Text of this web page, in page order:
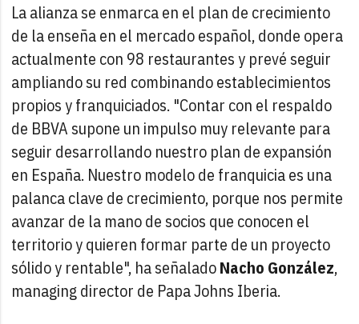
La alianza se enmarca en el plan de crecimiento
de la enseña en el mercado español, donde opera
actualmente con 98 restaurantes y prevé seguir
ampliando su red combinando establecimientos
propios y franquiciados. "Contar con el respaldo
de BBVA supone un impulso muy relevante para
seguir desarrollando nuestro plan de expansión
en España. Nuestro modelo de franquicia es una
palanca clave de crecimiento, porque nos permite
avanzar de la mano de socios que conocen el
territorio y quieren formar parte de un proyecto
sólido y rentable", ha señaladoNacho González,
managing director de Papa Johns Iberia.